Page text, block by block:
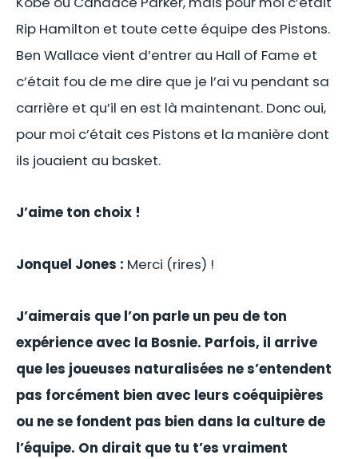
Rip Hamilton et toute cette équipe des Pistons.
Ben Wallace vient d’entrer au Hall of Fame et
c’était fou de me dire que je l’ai vu pendant sa
carrière et qu’il en est là maintenant. Donc oui,
pour moi c’était ces Pistons et la manière dont
ils jouaient au basket.
J’aime ton choix !
Jonquel Jones : Merci (rires) !
J’aimerais que l’on parle un peu de ton
expérience avec la Bosnie. Parfois, il arrive
que les joueuses naturalisées ne s’entendent
pas forcément bien avec leurs coéquipières
ou ne se fondent pas bien dans la culture de
l’équipe. On dirait que tu t’es vraiment